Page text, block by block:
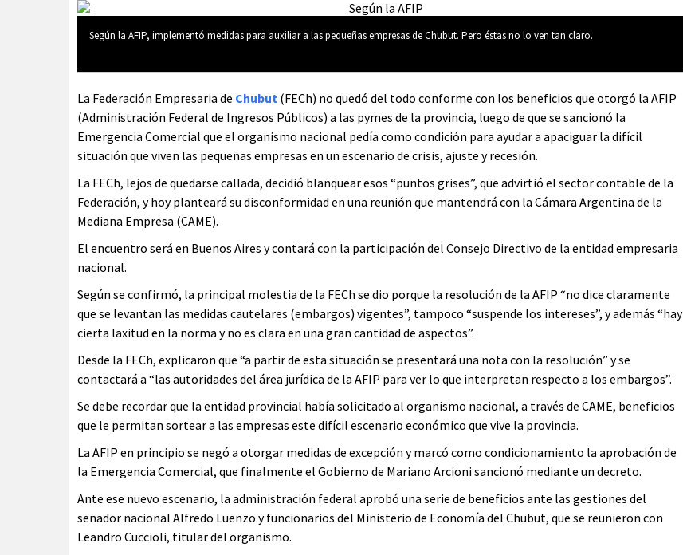
Según la AFIP, implementó medidas para auxiliar a las pequeñas empresas de Chubut. Pero éstas no lo ven tan claro.
La Federación Empresaria de Chubut (FECh) no quedó del todo conforme con los beneficios que otorgó la AFIP
(Administración Federal de Ingresos Públicos) a las pymes de la provincia, luego de que se sancionó la
Emergencia Comercial que el organismo nacional pedía como condición para ayudar a apaciguar la difícil
situación que viven las pequeñas empresas en un escenario de crisis, ajuste y recesión.
La FECh, lejos de quedarse callada, decidió blanquear esos “puntos grises”, que advirtió el sector contable de la
Federación, y hoy planteará su disconformidad en una reunión que mantendrá con la Cámara Argentina de la
Mediana Empresa (CAME).
El encuentro será en Buenos Aires y contará con la participación del Consejo Directivo de la entidad empresaria
nacional.
Según se confirmó, la principal molestia de la FECh se dio porque la resolución de la AFIP “no dice claramente
que se levantan las medidas cautelares (embargos) vigentes”, tampoco “suspende los intereses”, y además “hay
cierta laxitud en la norma y no es clara en una gran cantidad de aspectos”.
Desde la FECh, explicaron que “a partir de esta situación se presentará una nota con la resolución” y se
contactará a “las autoridades del área jurídica de la AFIP para ver lo que interpretan respecto a los embargos”.
Se debe recordar que la entidad provincial había solicitado al organismo nacional, a través de CAME, beneficios
que le permitan sortear a las empresas este difícil escenario económico que vive la provincia.
La AFIP en principio se negó a otorgar medidas de excepción y marcó como condicionamiento la aprobación de
la Emergencia Comercial, que finalmente el Gobierno de Mariano Arcioni sancionó mediante un decreto.
Ante ese nuevo escenario, la administración federal aprobó una serie de beneficios ante las gestiones del
senador nacional Alfredo Luenzo y funcionarios del Ministerio de Economía del Chubut, que se reunieron con
Leandro Cuccioli, titular del organismo.